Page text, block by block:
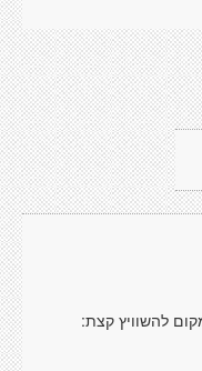
להשוויץ קצת: